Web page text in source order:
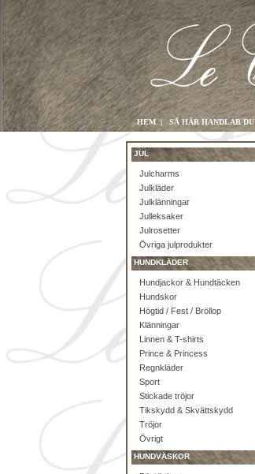
HEM |SÅ HÄR HANDLAR DU
JUL
Julcharms
Julkläder
Julklänningar
Julleksaker
Julrosetter
Övriga julprodukter
HUNDKLÄDER
Hundjackor & Hundtäcken
Hundskor
Högtid / Fest / Bröllop
Klänningar
Linnen & T-shirts
Prince & Princess
Regnkläder
Sport
Stickade tröjor
Tikskydd & Skvättskydd
Tröjor
Övrigt
HUNDVÄSKOR